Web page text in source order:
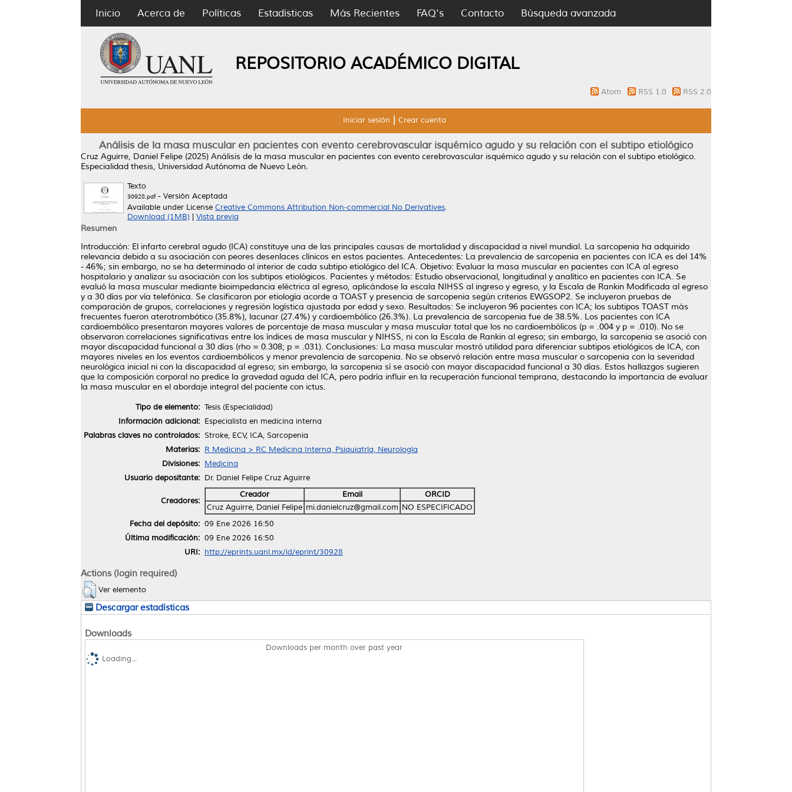
Inicio Acerca de Políticas Estadísticas Más Recientes FAQ's Contacto Búsqueda avanzada
REPOSITORIO ACADÉMICO DIGITAL
Atom RSS 1.0 RSS 2.0
Iniciar sesión Crear cuenta
Análisis de la masa muscular en pacientes con evento cerebrovascular isquémico agudo y su relación con el subtipo etiológico
Cruz Aguirre, Daniel Felipe (2025) Análisis de la masa muscular en pacientes con evento cerebrovascular isquémico agudo y su relación con el subtipo etiológico.
Especialidad thesis, Universidad Autónoma de Nuevo León.
Texto
30928.pdf- Versión Aceptada
Available under License Creative Commons Attribution Non-commercial No Derivatives.
Download (1MB)
Vista previa
Resumen
Introducción: El infarto cerebral agudo (ICA) constituye una de las principales causas de mortalidad y discapacidad a nivel mundial. La sarcopenia ha adquirido
relevancia debido a su asociación con peores desenlaces clínicos en estos pacientes. Antecedentes: La prevalencia de sarcopenia en pacientes con ICA es del 14%
- 46%; sin embargo, no se ha determinado al interior de cada subtipo etiológico del ICA. Objetivo: Evaluar la masa muscular en pacientes con ICA al egreso
hospitalario y analizar su asociación con los subtipos etiológicos. Pacientes y métodos: Estudio observacional, longitudinal y analítico en pacientes con ICA. Se
evaluó la masa muscular mediante bioimpedancia eléctrica al egreso, aplicándose la escala NIHSS al ingreso y egreso, y la Escala de Rankin Modificada al egreso
y a 30 días por vía telefónica. Se clasificaron por etiología acorde a TOAST y presencia de sarcopenia según criterios EWGSOP2. Se incluyeron pruebas de
comparación de grupos, correlaciones y regresión logística ajustada por edad y sexo. Resultados: Se incluyeron 96 pacientes con ICA; los subtipos TOAST más
frecuentes fueron aterotrombótico (35.8%), lacunar (27.4%) y cardioembólico (26.3%). La prevalencia de sarcopenia fue de 38.5%. Los pacientes con ICA
cardioembólico presentaron mayores valores de porcentaje de masa muscular y masa muscular total que los no cardioembólicos (p = .004 y p = .010). No se
observaron correlaciones significativas entre los índices de masa muscular y NIHSS, ni con la Escala de Rankin al egreso; sin embargo, la sarcopenia se asoció con
mayor discapacidad funcional a 30 días (rho = 0.308; p = .031). Conclusiones: La masa muscular mostró utilidad para diferenciar subtipos etiológicos de ICA, con
mayores niveles en los eventos cardioembólicos y menor prevalencia de sarcopenia. No se observó relación entre masa muscular o sarcopenia con la severidad
neurológica inicial ni con la discapacidad al egreso; sin embargo, la sarcopenia sí se asoció con mayor discapacidad funcional a 30 días. Estos hallazgos sugieren
que la composición corporal no predice la gravedad aguda del ICA, pero podría influir en la recuperación funcional temprana, destacando la importancia de evaluar
la masa muscular en el abordaje integral del paciente con ictus.
Tipo de elemento: Tesis (Especialidad)
Información adicional: Especialista en medicina interna
Palabras claves no controlados: Stroke, ECV, ICA, Sarcopenia
Materias: R Medicina > RC Medicina Interna, Psiquiatría, Neurología
Divisiones: Medicina
Usuario depositante: Dr. Daniel Felipe Cruz Aguirre
Creadores:
Creador Email
ORCID
Cruz Aguirre, Daniel Felipe mi.danielcruz@gmail.com NO ESPECIFICADO
Fecha del depósito: 09 Ene 2026 16:50
Última modificación: 09 Ene 2026 16:50
URI: http://eprints.uanl.mx/id/eprint/30928
Actions (login required)
Ver elemento
Descargar estadísticas
Downloads
Downloads per month over past year
Loading...